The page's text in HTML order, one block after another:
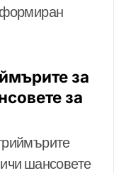
за
за
шансовете